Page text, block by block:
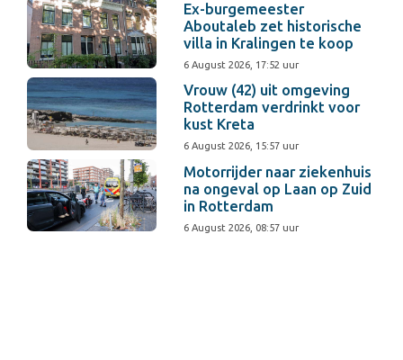
Ex-burgemeester
Aboutaleb zet historische
villa in Kralingen te koop
6 August 2026, 17:52 uur
Vrouw (42) uit omgeving
Rotterdam verdrinkt voor
kust Kreta
6 August 2026, 15:57 uur
Motorrijder naar ziekenhuis
na ongeval op Laan op Zuid
in Rotterdam
6 August 2026, 08:57 uur